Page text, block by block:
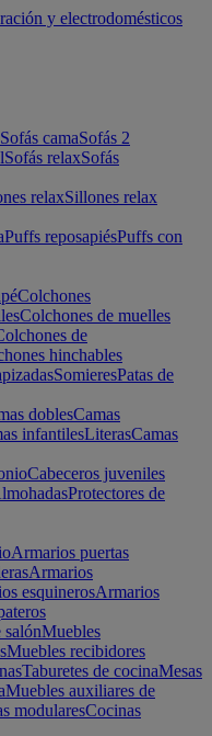
Sofás camaSofás 2
Sofás relaxSofás
relaxSillones relax
Puffs reposapiésPuffs con
Colchones
Colchones de muelles
de
hinchables
SomieresPatas de
doblesCamas
infantilesLiterasCamas
Cabeceros juveniles
Protectores de
Armarios puertas
Armarios
esquinerosArmarios
salónMuebles
Muebles recibidores
Taburetes de cocinaMesas
Muebles auxiliares de
modularesCocinas